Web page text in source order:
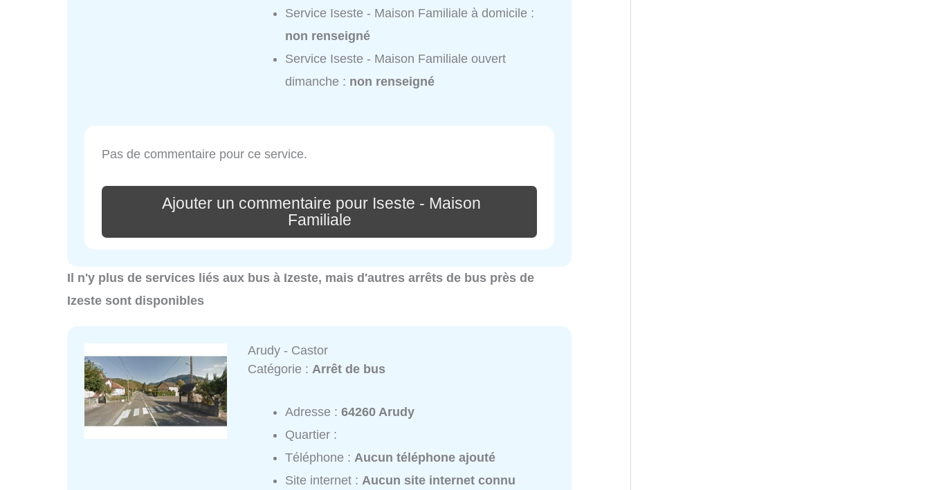
Service Iseste - Maison Familiale à domicile :
non renseigné
Service Iseste - Maison Familiale ouvert
dimanche : non renseigné
Pas de commentaire pour ce service.
Ajouter un commentaire pour Iseste - Maison
Familiale
Il n'y plus de services liés aux bus à Izeste, mais d'autres arrêts de bus près de
Izeste sont disponibles
Arudy - Castor
Catégorie :Arrêt de bus
Adresse :64260 Arudy
Quartier :
Téléphone :Aucun téléphone ajouté
Site internet :Aucun site internet connu